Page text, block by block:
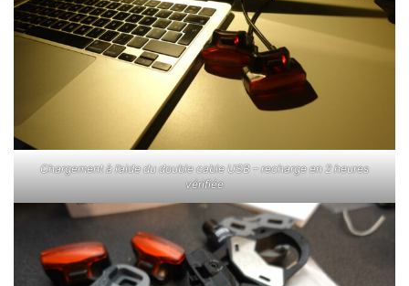
Chargement à l’aide du double cable USB – recharge en 2 heures
vérifiée